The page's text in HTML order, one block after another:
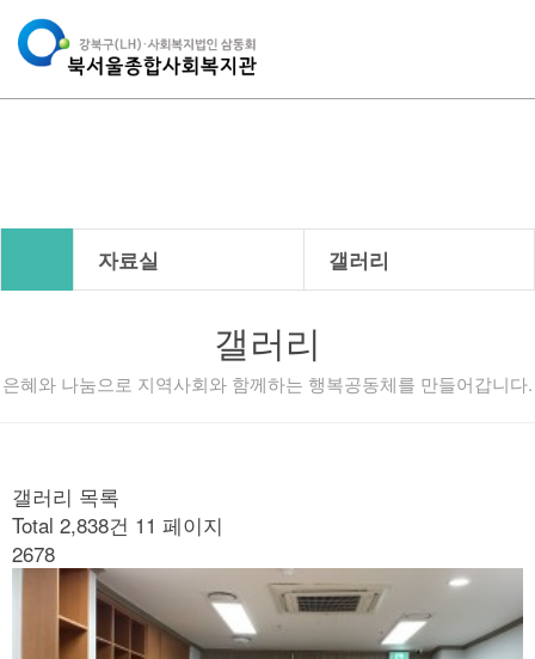
자료실 갤러리
갤러리
은혜와 나눔으로 지역사회와 함께하는 행복공동체를 만들어갑니다.
갤러리 목록
Total 2,838건 11 페이지
2678